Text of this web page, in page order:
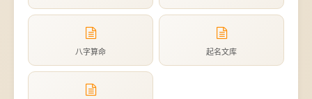
八字算命 起名文库